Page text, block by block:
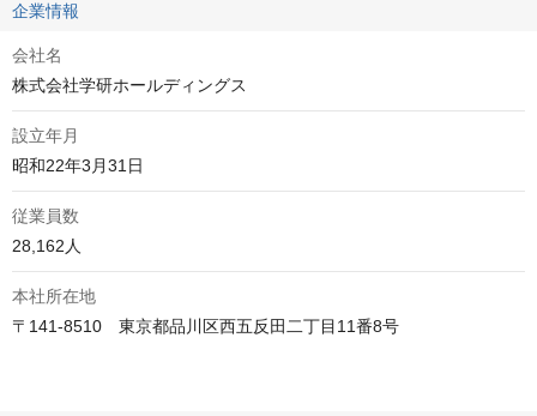
企業情報
会社名
株式会社学研ホールディングス
設立年月
昭和22年3月31日
従業員数
28,162人
本社所在地
〒141-8510　東京都品川区西五反田二丁目11番8号